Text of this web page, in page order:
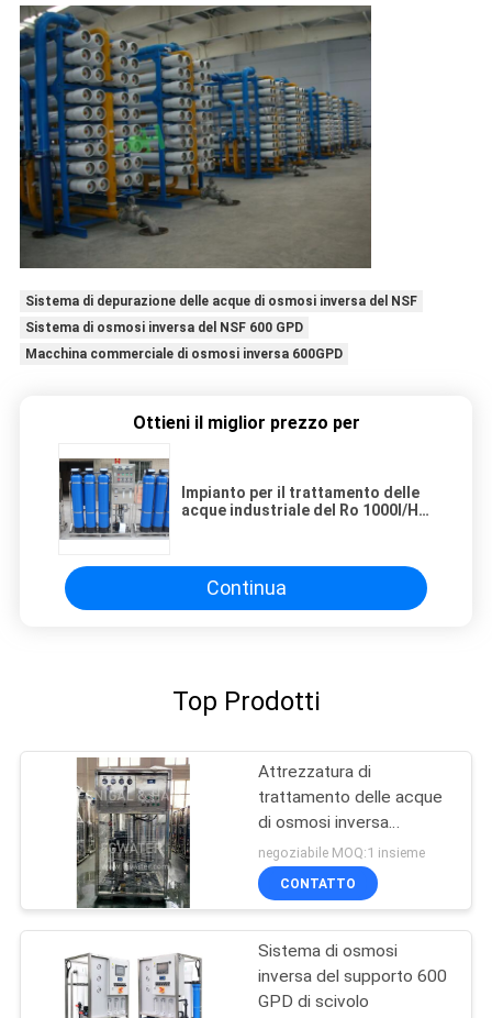
Sistema di depurazione delle acque di osmosi inversa del NSF
Sistema di osmosi inversa del NSF 600 GPD
Macchina commerciale di osmosi inversa 600GPD
Ottieni il miglior prezzo per
Impianto per il trattamento delle
acque industriale del Ro 1000l/H
Continua
Top Prodotti
Attrezzatura di
trattamento delle acque
di osmosi inversa
10000GPD
negoziabile MOQ:1 insieme
CONTATTO
Sistema di osmosi
inversa del supporto 600
GPD di scivolo